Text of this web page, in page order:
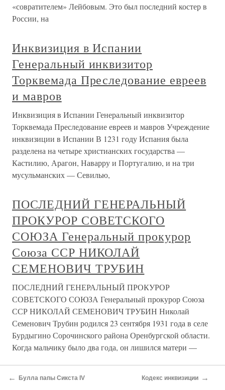
«совратителем» Лейбовым. Это был последний костер в
России, на
Инквизиция в Испании
Генеральный инквизитор
Торквемада Преследование евреев
и мавров
Инквизиция в Испании Генеральный инквизитор
Торквемада Преследование евреев и мавров Учреждение
инквизиции в Испании В 1231 году Испания была
разделена на четыре христианских государства —
Кастилию, Арагон, Наварру и Португалию, и на три
мусульманских — Севилью,
ПОСЛЕДНИЙ ГЕНЕРАЛЬНЫЙ
ПРОКУРОР СОВЕТСКОГО
СОЮЗА Генеральный прокурор
Союза ССР НИКОЛАЙ
СЕМЕНОВИЧ ТРУБИН
ПОСЛЕДНИЙ ГЕНЕРАЛЬНЫЙ ПРОКУРОР
СОВЕТСКОГО СОЮЗА Генеральный прокурор Союза
ССР НИКОЛАЙ СЕМЕНОВИЧ ТРУБИН Николай
Семенович Трубин родился 23 сентября 1931 года в селе
Бурдыгино Сорочинского района Оренбургской области.
Когда мальчику было два года, он лишился матери —
Генеральный план «Ост» (Из текста
← Булла папы Сикста IV Кодекс инквизиции →